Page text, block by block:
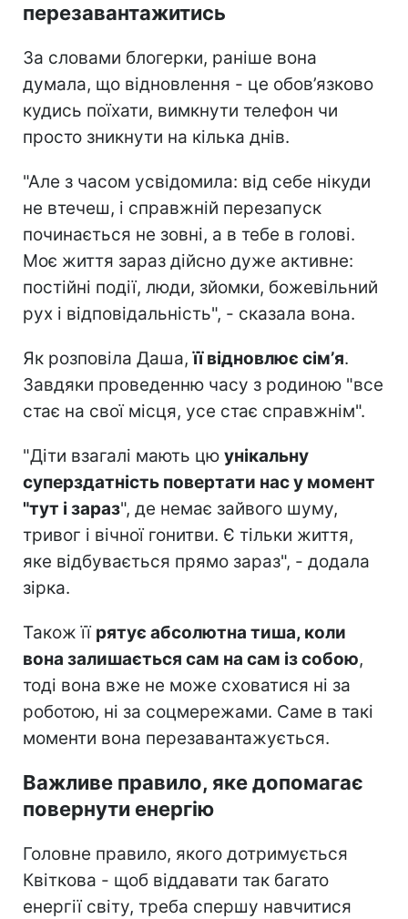
перезавантажитись
За словами блогерки, раніше вона
думала, що відновлення - це обов’язково
кудись поїхати, вимкнути телефон чи
просто зникнути на кілька днів.
"Але з часом усвідомила: від себе нікуди
не втечеш, і справжній перезапуск
починається не зовні, а в тебе в голові.
Моє життя зараз дійсно дуже активне:
постійні події, люди, зйомки, божевільний
рух і відповідальність", - сказала вона.
Як розповіла Даша,її відновлює сімʼя.
Завдяки проведенню часу з родиною "все
стає на свої місця, усе стає справжнім".
"Діти взагалі мають цю унікальну
суперздатність повертати нас у момент
"тут і зараз", де немає зайвого шуму,
тривог і вічної гонитви. Є тільки життя,
яке відбувається прямо зараз", - додала
зірка.
Також її рятує абсолютна тиша, коли
вона залишається сам на сам із собою,
тоді вона вже не може сховатися ні за
роботою, ні за соцмережами. Саме в такі
моменти вона перезавантажується.
Важливе правило, яке допомагає
повернути енергію
Головне правило, якого дотримується
Квіткова - щоб віддавати так багато
енергії світу, треба спершу навчитися